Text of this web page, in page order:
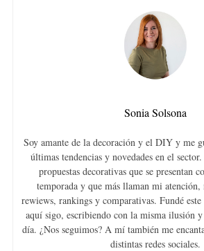
Sonia Solsona
Soy amante de la decoración y el DIY y me
últimas tendencias y novedades en el
propuestas decorativas que se presentan
temporada y que más llaman mi atención,
rewiews, rankings y comparativas. Fundé
aquí sigo, escribiendo con la misma ilusión
día. ¿Nos seguimos? A mí también me
distintas redes sociales.